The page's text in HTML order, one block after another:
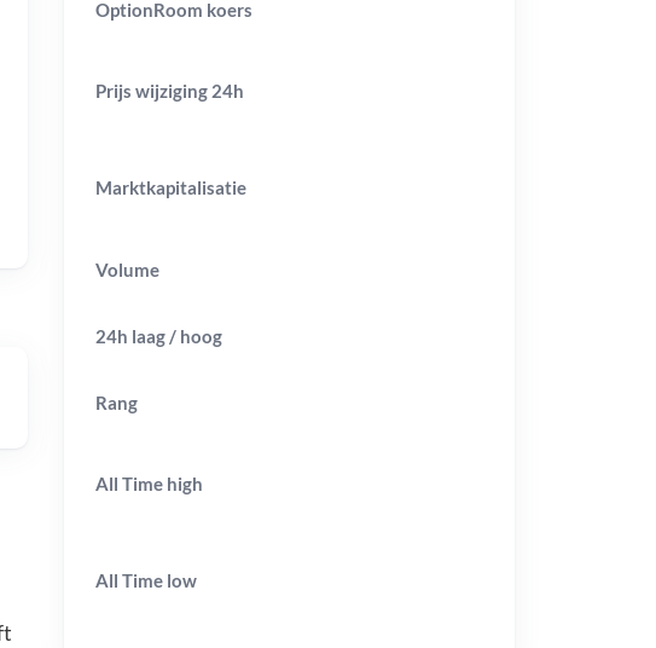
OptionRoom koers
Prijs wijziging 24h
Marktkapitalisatie
Volume
24h laag / hoog
Rang
All Time high
All Time low